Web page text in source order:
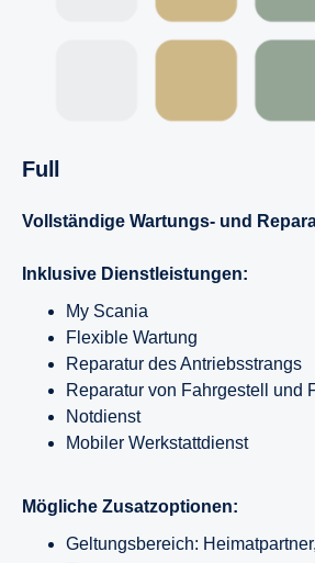
Full
Vollständige Wartungs- und
Inklusive Dienstleistungen:
My Scania
Flexible Wartung
Reparatur des Antriebsstrangs
Reparatur von Fahrgestell und
Notdienst
Mobiler Werkstattdienst
Mögliche Zusatzoptionen:
Geltungsbereich: